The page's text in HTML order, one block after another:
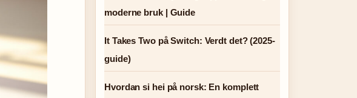
moderne bruk | Guide
It Takes Two på Switch: Verdt det? (2025-
guide)
Hvordan si hei på norsk: En komplett